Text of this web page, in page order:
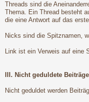
Threads sind die
Thema. Ein Thread besteht
die eine Antwort auf das
Nicks sind die Spitznamen,
Link ist ein Verweis auf eine
III. Nicht geduldete Beiträge
Nicht geduldet werden